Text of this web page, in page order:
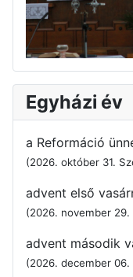
Egyházi év
a Reformáció
(2026. október 31.
advent első
(2026. november 29.
advent második
(2026. december 06.